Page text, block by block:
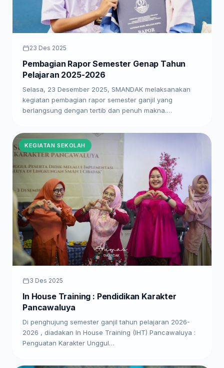
23 Des 2025
Pembagian Rapor Semester Genap Tahun
Pelajaran 2025-2026
Selasa, 23 Desember 2025, SMANDAK melaksanakan
kegiatan pembagian rapor semester ganjil yang
berlangsung dengan tertib dan penuh makna.…
KEGIATAN SEKOLAH
3 Des 2025
In House Training : Pendidikan Karakter
Pancawaluya
Di penghujung semester ganjil tahun pelajaran 2026-
2026 , diadakan In House Training (IHT) Pancawaluya :
Penguatan Karakter Unggul…